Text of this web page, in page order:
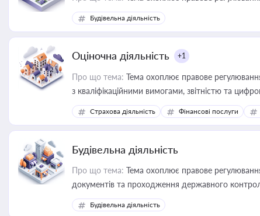
Будівельна діяльність
Оціночна діяльність +1
Про що тема: Тема охоплює правове
з кваліфікаційними вимогами, звітністю та
медійних змін у цій сфері корисне для власника
приватизації, оренди державного майна,
Страхова діяльність Фінансові послуги
Будівельна діяльність
Про що тема: Тема охоплює правове
документів та проходження державного
Будівельна діяльність